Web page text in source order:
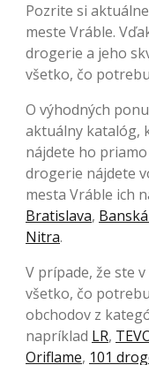
Pozrite si
meste Vráble.
drogerie a jeho
všetko, čo
O výhodných
aktuálny katalóg,
nájdete ho priamo
drogerie nájdete
mesta Vráble ich
Bratislava,
Nitra.
V prípade, že ste
všetko, čo
obchodov z
napríklad LR,
Oriflame, 101